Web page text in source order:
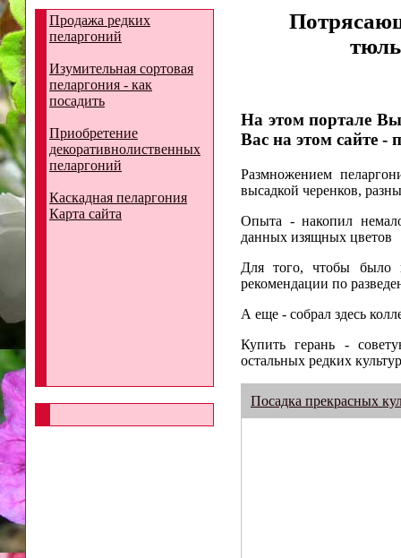
Продажа редких
пеларгоний
Изумительная сортовая
пеларгония - как
посадить
Приобретение
декоративнолиственных
пеларгоний
Каскадная пеларгония
Карта сайта
На этом портале
Вас на этом сайте -
Размножением
высадкой черенков,
Опыта - накопил
данных изящных цветов
Для того, чтобы было
рекомендации по
А еще - собрал здесь
Купить герань -
остальных редких
Посадка прекрасных